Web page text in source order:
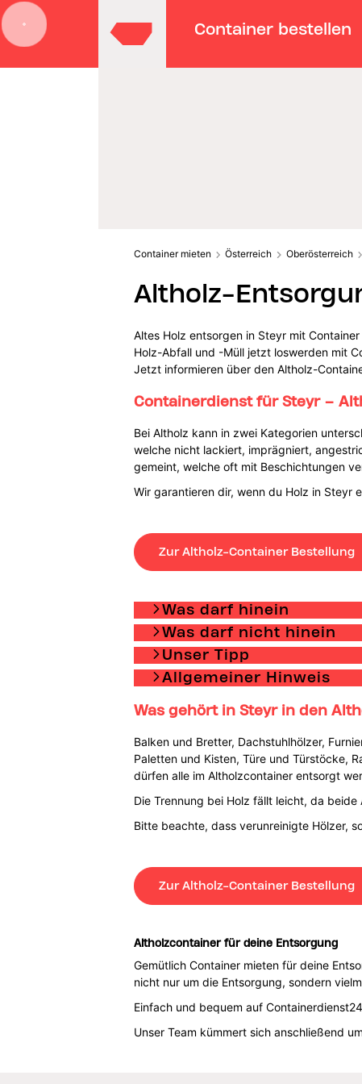
Container bestellen
Container mieten Österreich Oberösterreich
Altholz-
Altes Holz entsorgen in Steyr mit
Holz-Abfall und -Müll jetzt loswerden mit
Jetzt informieren über den Altholz-
Containerdienst für Steyr –
Bei Altholz kann in zwei Kategorien
welche nicht lackiert, imprägniert,
gemeint, welche oft mit Beschichtungen
Wir garantieren dir, wenn du Holz in Steyr
Zur Altholz-Container Bestellung
Was darf hinein
Was darf nicht hinein
Unser Tipp
Allgemeiner Hinweis
Was gehört in Steyr in den
Balken und Bretter, Dachstuhlhölzer,
Paletten und Kisten, Türe und Türstöcke,
dürfen alle im Altholzcontainer entsorgt
Die Trennung bei Holz fällt leicht, da
Bitte beachte, dass verunreinigte Hölzer,
Zur Altholz-Container Bestellung
Altholzcontainer für deine Entsorgung
Gemütlich Container mieten für deine
nicht nur um die Entsorgung, sondern
Einfach und bequem auf
Unser Team kümmert sich anschließend